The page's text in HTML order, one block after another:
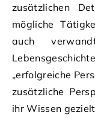
zusätzlichen
mögliche
auch
„erfolgreiche
zusätzliche
ihr Wissen